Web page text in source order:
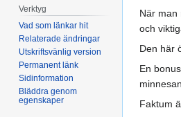
Hoppa
till
navigering
Hoppa
till
sök
När man
och
Den här
En
Faktum
Verktyg
Vad som länkar hit
Relaterade ändringar
Utskriftsvänlig version
Permanent länk
Sidinformation
Bläddra genom
egenskaper